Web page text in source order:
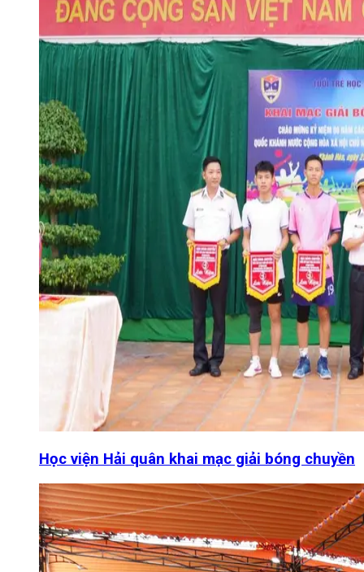
Học viện Hải quân khai mạc giải bóng chuyền